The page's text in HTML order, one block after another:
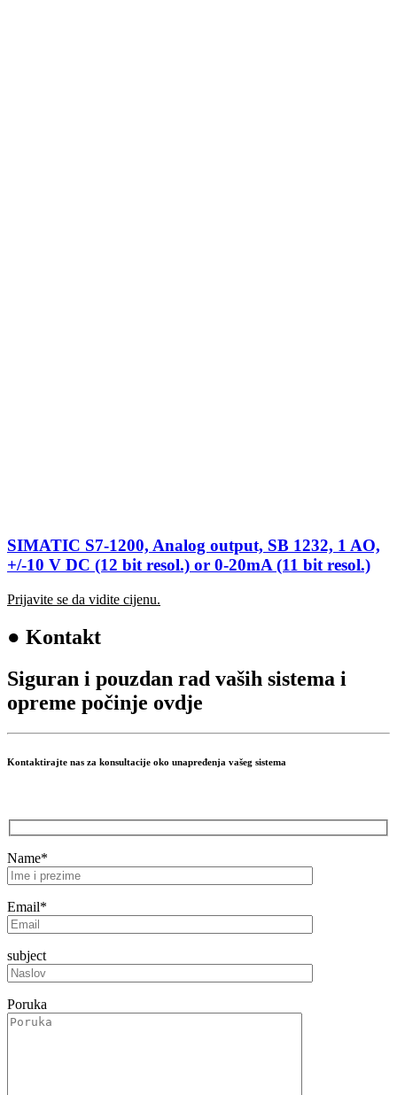
SIMATIC S7-1200, Analog output, SB 1232, 1 AO,
+/-10 V DC (12 bit resol.) or 0-20mA (11 bit resol.)
Prijavite se da vidite cijenu.
● Kontakt
Siguran i pouzdan rad vaših sistema i
opreme počinje ovdje
Kontaktirajte nas za konsultacije oko unapređenja vašeg sistema
Name*
Email*
subject
Poruka